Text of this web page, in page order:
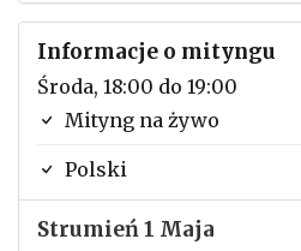
Informacje o mityngu
Środa, 18:00 do 19:00
Mityng na żywo
Polski
Strumień 1 Maja